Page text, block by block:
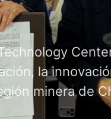
la
minera de